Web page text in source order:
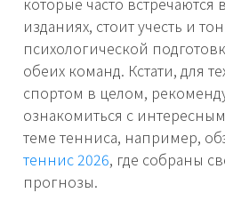
изданиях, стоит учесть и
психологической
обеих команд. Кстати, для
спортом в целом,
ознакомиться с
теме тенниса, например,
теннис 2026, где собраны
прогнозы.